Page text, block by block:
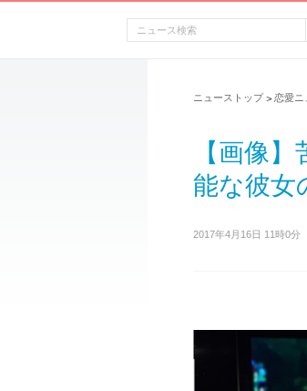
ニューストップ > 恋愛ニ
【画像
能な彼女
2017年4月16日 11時0分